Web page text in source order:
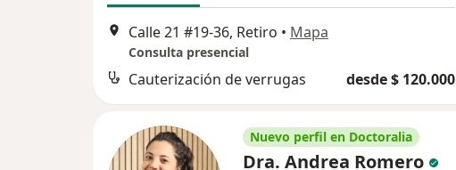
Calle 21 #19-36, Retiro • Mapa
Consulta presencial
Cauterización de verrugas desde $ 120.000
Nuevo perfil en Doctoralia
Dra. Andrea Romero